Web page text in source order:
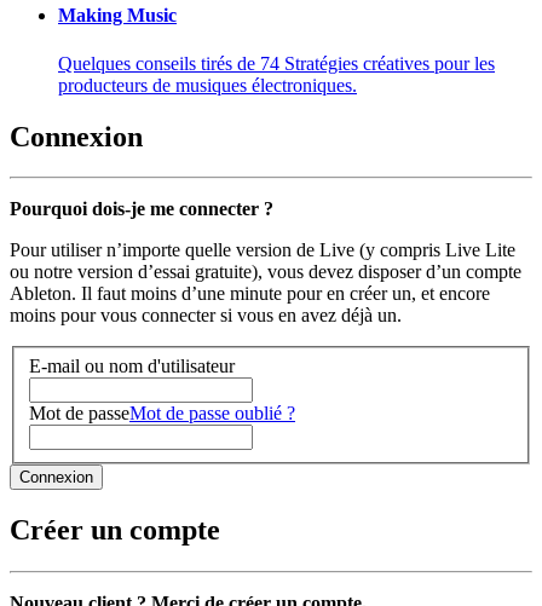
Making Music
Quelques conseils tirés de 74 Stratégies créatives pour les
producteurs de musiques électroniques.
Connexion
Pourquoi dois-je me connecter ?
Pour utiliser n’importe quelle version de Live (y compris Live Lite
ou notre version d’essai gratuite), vous devez disposer d’un compte
Ableton. Il faut moins d’une minute pour en créer un, et encore
moins pour vous connecter si vous en avez déjà un.
E-mail ou nom d'utilisateur
Mot de passeMot de passe oublié ?
Créer un compte